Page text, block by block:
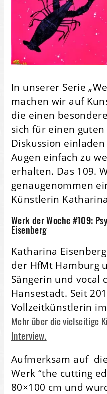
In unserer Serie
machen wir auf
die einen
sich für einen
Diskussion
Augen einfach zu
erhalten. Das 109.
genaugenommen
Künstlerin
Werk der Woche #109:
Eisenberg
Katharina
der HfMt Hamburg
Sängerin und vocal
Hansestadt. Seit
Vollzeitkünstlerin
Mehr über die vielseitige
Interview.
Aufmerksam auf
Werk “the cutting
80×100 cm und